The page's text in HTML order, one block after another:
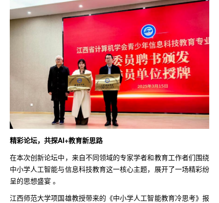
精彩论坛，共探AI+教育新思路
在本次创新论坛中，来自不同领域的专家学者和教育工作者们围绕
中小学人工智能与信息科技教育这一核心主题，展开了一场精彩纷
呈的思想盛宴 。
江西师范大学项国雄教授带来的《中小学人工智能教育冷思考》报